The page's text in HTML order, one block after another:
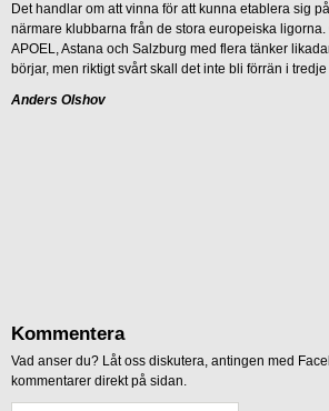
Det handlar om att vinna för att kunna etablera sig
närmare klubbarna från de stora europeiska ligorna.
APOEL, Astana och Salzburg med flera tänker
börjar, men riktigt svårt skall det inte bli förrän i
Anders Olshov
Kommentera
Vad anser du? Låt oss diskutera, antingen med
kommentarer direkt på sidan.